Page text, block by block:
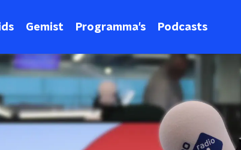
Gemist Programma's Podcasts